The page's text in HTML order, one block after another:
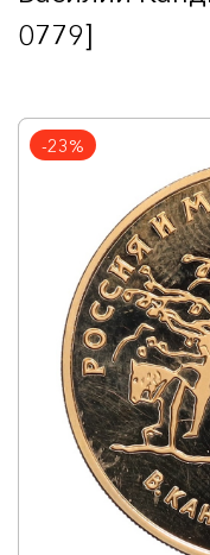
0779]
-23%